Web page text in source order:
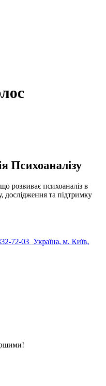
Психоаналізу
розвиває психоаналіз в
дослідження та підтримку
72-03 Україна, м. Київ,